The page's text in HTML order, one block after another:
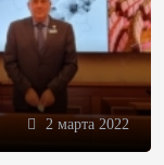
2 марта 2022